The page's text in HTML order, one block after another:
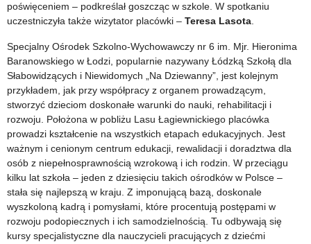
poświęceniem – podkreślał goszcząc w szkole. W spotkaniu
uczestniczyła także wizytator placówki – Teresa Lasota
Specjalny Ośrodek Szkolno-Wychowawczy nr 6 im. Mjr. Hieronima
Baranowskiego w Łodzi, popularnie nazywany Łódzką Szkołą dla
Słabowidzących i Niewidomych „Na Dziewanny”, jest kolejnym
przykładem, jak przy współpracy z organem prowadzącym,
stworzyć dzieciom doskonałe warunki do nauki, rehabilitacji i
rozwoju. Położona w pobliżu Lasu Łagiewnickiego placówka
prowadzi kształcenie na wszystkich etapach edukacyjnych. Jest
ważnym i cenionym centrum edukacji, rewalidacji i doradztwa dla
osób z niepełnosprawnością wzrokową i ich rodzin. W przeciągu
kilku lat szkoła – jeden z dziesięciu takich ośrodków w Polsce –
stała się najlepszą w kraju. Z imponującą bazą, doskonale
wyszkoloną kadrą i pomysłami, które procentują postępami w
rozwoju podopiecznych i ich samodzielnością. Tu odbywają się
kursy specjalistyczne dla nauczycieli pracujących z dziećmi